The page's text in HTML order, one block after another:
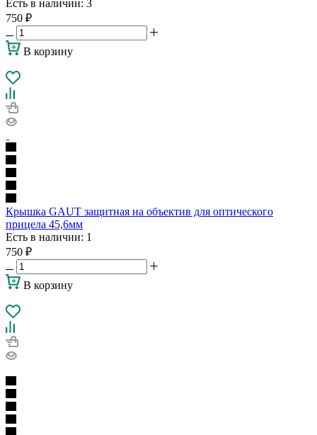
Есть в наличии: 3
750 ₽
В корзину
Крышка GAUT защитная на объектив для оптического
прицела 45,6мм
Есть в наличии: 1
750 ₽
В корзину